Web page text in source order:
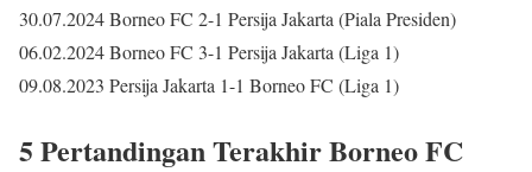
30.07.2024 Borneo FC 2-1 Persija Jakarta (Piala Presiden)
06.02.2024 Borneo FC 3-1 Persija Jakarta (Liga 1)
09.08.2023 Persija Jakarta 1-1 Borneo FC (Liga 1)
5 Pertandingan Terakhir Borneo FC